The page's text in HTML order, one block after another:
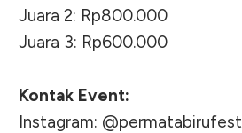
Juara 2: Rp800.000
Juara 3: Rp600.000
Kontak Event:
Instagram: @permatabirufest